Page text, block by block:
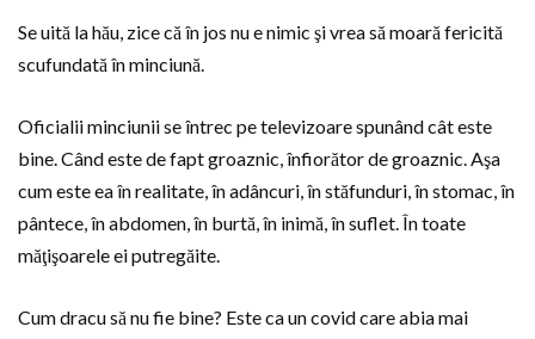
Se uită la hău, zice că în jos nu e nimic şi vrea să moară fericită
scufundată în minciună.
Oficialii minciunii se întrec pe televizoare spunând cât este
bine. Când este de fapt groaznic, înfiorător de groaznic. Aşa
cum este ea în realitate, în adâncuri, în stăfunduri, în stomac, în
pântece, în abdomen, în burtă, în inimă, în suflet. În toate
măţişoarele ei putregăite.
Cum dracu să nu fie bine? Este ca un covid care abia mai